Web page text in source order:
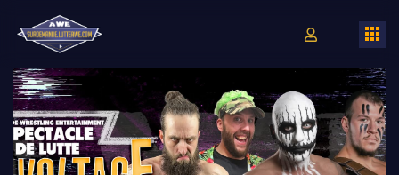
Lecteur
vidéo